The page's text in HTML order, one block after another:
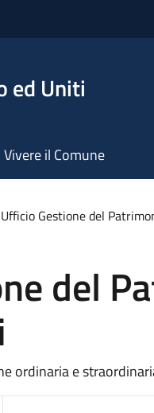
ed Uniti
Vivere il Comune
Ufficio Gestione del
del
ordinaria e